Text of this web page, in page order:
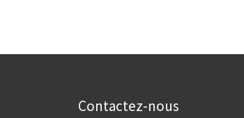
Contactez-nous